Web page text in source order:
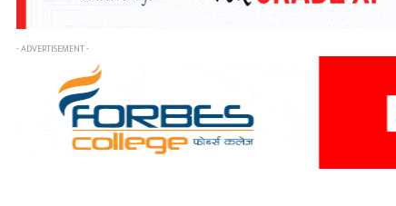
- ADVERTISEMENT -